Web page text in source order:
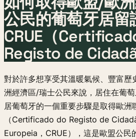
公民的葡萄牙居留
CRUE（
Registo de
對於許多想享受其溫暖氣候、豐富歷
洲經濟區/瑞士公民來說，居住在葡
居葡萄牙的一個重要步驟是取得歐洲
（Certificado do Registo de
Europeia，CRUE），這是歐盟公民